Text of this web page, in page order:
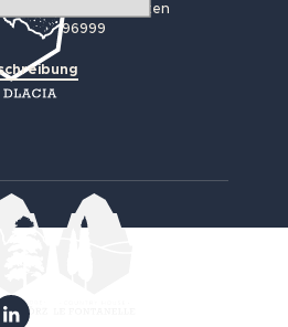
Alta Badia - Dolomiten
/Lng.11.96999